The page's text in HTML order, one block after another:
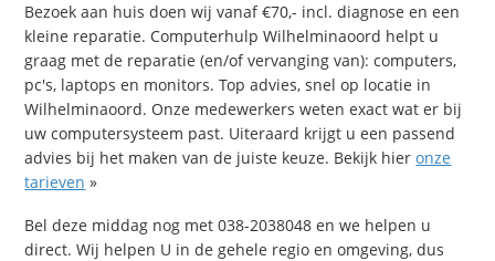
Bezoek aan huis doen wij vanaf €70,- incl. diagnose en een
kleine reparatie. Computerhulp Wilhelminaoord helpt u
graag met de reparatie (en/of vervanging van): computers,
pc's, laptops en monitors. Top advies, snel op locatie in
Wilhelminaoord. Onze medewerkers weten exact wat er bij
uw computersysteem past. Uiteraard krijgt u een passend
advies bij het maken van de juiste keuze. Bekijk hieronze
tarieven »
Bel deze middag nog met 038-2038048 en we helpen u
direct. Wij helpen U in de gehele regio en omgeving, dus